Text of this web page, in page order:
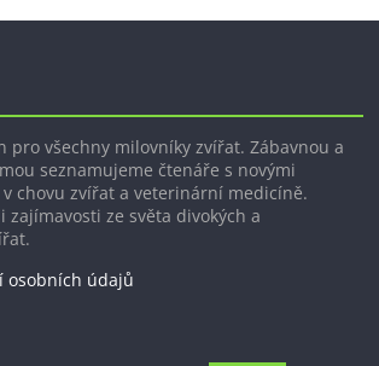
pro všechny milovníky zvířat. Zábavnou a
seznamujeme čtenáře s novými
chovu zvířat a veterinární medicíně.
zajímavosti ze světa divokých a
osobních údajů